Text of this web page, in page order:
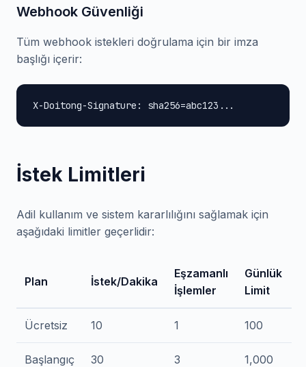
Webhook Güvenliği
Tüm webhook istekleri doğrulama için bir imza
başlığı içerir:
X-Doitong-Signature: sha256=abc123...
İstek Limitleri
Adil kullanım ve sistem kararlılığını sağlamak için
aşağıdaki limitler geçerlidir:
Plan İstek/Dakika
Eşzamanlı
İşlemler
Günlük
Limit
Ücretsiz 10 1 100
Başlangıç 30 3 1,000